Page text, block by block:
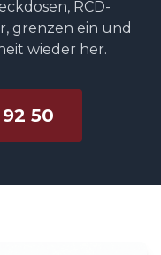
RCD-
grenzen ein und
wieder her.
50